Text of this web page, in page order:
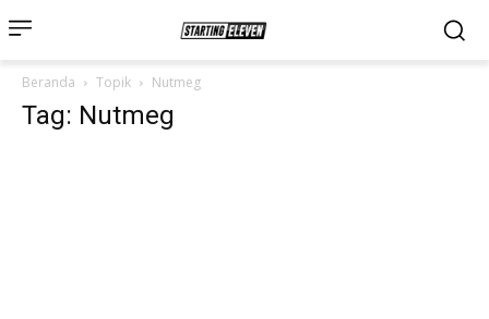
Beranda Topik Nutmeg
Tag: Nutmeg